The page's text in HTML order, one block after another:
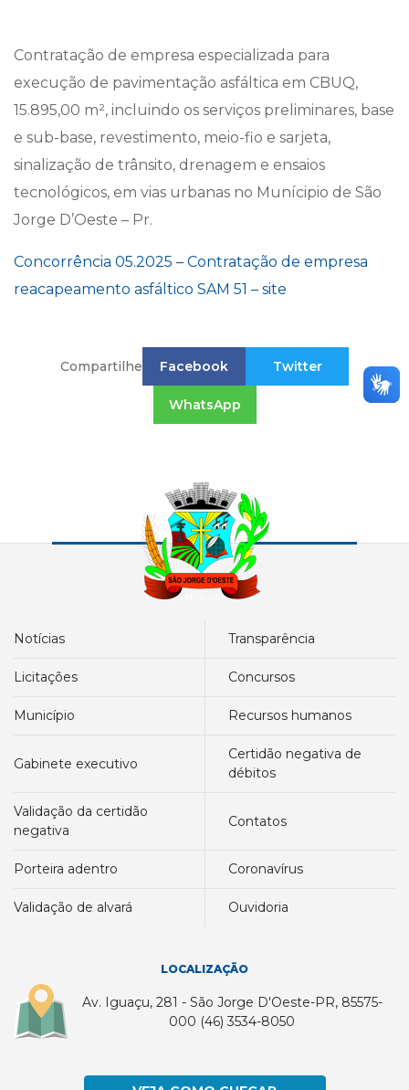
Contratação de empresa especializada para
execução de pavimentação asfáltica em CBUQ,
15.895,00 m², incluindo os serviços preliminares, base
e sub-base, revestimento, meio-fio e sarjeta,
sinalização de trânsito, drenagem e ensaios
tecnológicos, em vias urbanas no Munícipio de São
Jorge D’Oeste – Pr.
Concorrência 05.2025 – Contratação de empresa
reacapeamento asfáltico SAM 51 – site
Compartilhe Facebook Twitter
WhatsApp
notícias transparência
licitações concursos
município recursos humanos
gabinete executivo
certidão negativa de
débitos
validação da certidão
negativa
contatos
porteira adentro coronavírus
validação de alvará ouvidoria
LOCALIZAÇÃO
Av. Iguaçu, 281 - São Jorge D'Oeste-PR, 85575-
000 (46) 3534-8050